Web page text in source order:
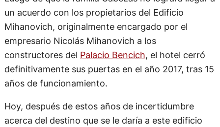
un acuerdo con los propietarios del Edificio
Mihanovich, originalmente encargado por el
empresario Nicolás Mihanovich a los
constructores del Palacio Bencich, el hotel cerró
definitivamente sus puertas en el año 2017, tras 15
años de funcionamiento.
Hoy, después de estos años de incertidumbre
acerca del destino que se le daría a este edificio